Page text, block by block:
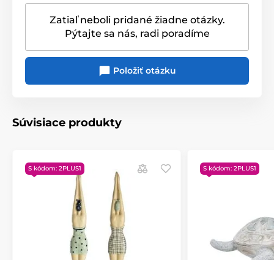
Zatiaľ neboli pridané žiadne otázky.
Pýtajte sa nás, radi poradíme
Položiť otázku
Súvisiace produkty
S kódom: 2PLUS1 S kódom: 2PLUS1